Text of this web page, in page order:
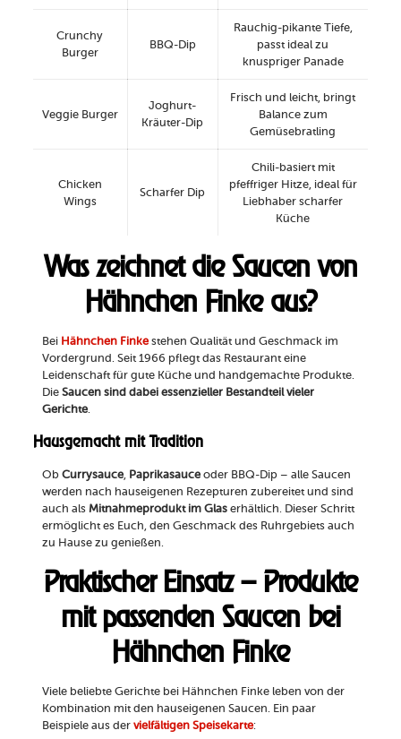
Crunchy
Burger
BBQ-Dip
Rauchig-pikante Tiefe,
passt ideal zu
knuspriger Panade
Veggie Burger
Joghurt-
Kräuter-Dip
Frisch und leicht, bringt
Balance zum
Gemüsebratling
Chicken
Wings
Scharfer Dip
Chili-basiert mit
pfeffriger Hitze, ideal für
Liebhaber scharfer
Küche
Was zeichnet die Saucen von
Hähnchen Finke aus?
Bei Hähnchen Finkestehen Qualität und Geschmack im
Vordergrund. Seit 1966 pflegt das Restaurant eine
Leidenschaft für gute Küche und handgemachte Produkte.
Die Saucen sind dabei essenzieller Bestandteil vieler
Gerichte.
Hausgemacht mit Tradition
Ob Currysauce, Paprikasauceoder BBQ-Dip – alle Saucen
werden nach hauseigenen Rezepturen zubereitet und sind
auch als Mitnahmeprodukt im Glaserhältlich. Dieser Schritt
ermöglicht es Euch, den Geschmack des Ruhrgebiets auch
zu Hause zu genießen.
Praktischer Einsatz – Produkte
mit passenden Saucen bei
Hähnchen Finke
Viele beliebte Gerichte bei Hähnchen Finke leben von der
Kombination mit den hauseigenen Saucen. Ein paar
Beispiele aus der vielfältigen Speisekarte: